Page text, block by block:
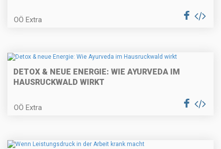
OÖ Extra
DETOX & NEUE ENERGIE: WIE AYURVEDA IM
HAUSRUCKWALD WIRKT
OÖ Extra